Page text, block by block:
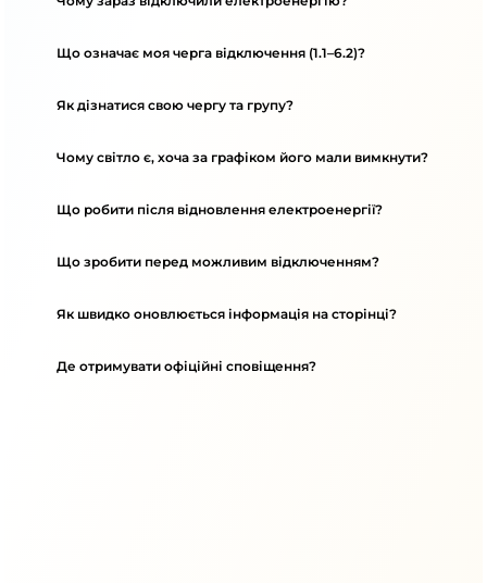
Що означає моя черга відключення (1.1–6.2)?
Як дізнатися свою чергу та групу?
Чому світло є, хоча за графіком його мали вимкнути?
Що робити після відновлення електроенергії?
Що зробити перед можливим відключенням?
Як швидко оновлюється інформація на сторінці?
Де отримувати офіційні сповіщення?